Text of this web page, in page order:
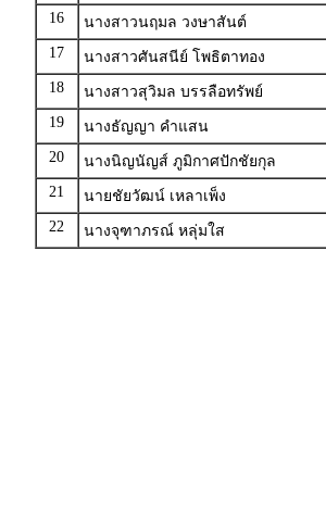
16
นางสาวนฤมล วงษาสันต์
17
นางสาวศันสนีย์ โพธิตาทอง
18
นางสาวสุวิมล บรรลือทรัพย์
19
นางธัญญา คำแสน
20
นางนิญนัญส์ ภูมิกาศปักชัยกุล
21
นายชัยวัฒน์ เหลาเพ็ง
22
นางจุฑาภรณ์ หลุ่มใส